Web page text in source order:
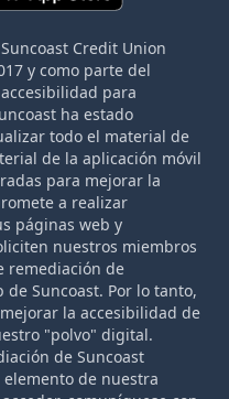
Credit Union
y como parte del
para
ha estado
todo el material de
de la aplicación móvil
para mejorar la
a realizar
páginas web y
nuestros miembros
remediación de
Suncoast. Por lo tanto,
la accesibilidad de
"polvo" digital.
de Suncoast
de nuestra